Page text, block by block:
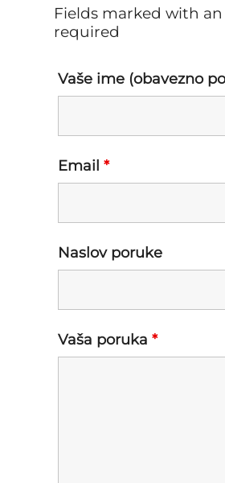
Fields marked with
required
Vaše ime (obavezno
Email*
Naslov poruke
Vaša poruka*